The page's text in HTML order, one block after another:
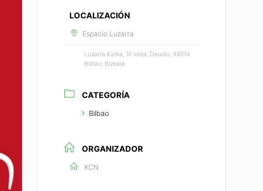
LOCALIZACIÓN
Espacio Luzarra
Luzarra Kalea, 16 lonja, Deusto, 48014
Bilbao, Bizkaia
CATEGORÍA
Bilbao
ORGANIZADOR
KCN